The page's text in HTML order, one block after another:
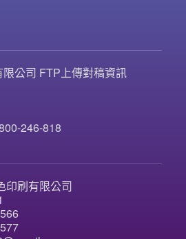
公司 FTP上傳對稿資訊
246-818
印刷有限公司